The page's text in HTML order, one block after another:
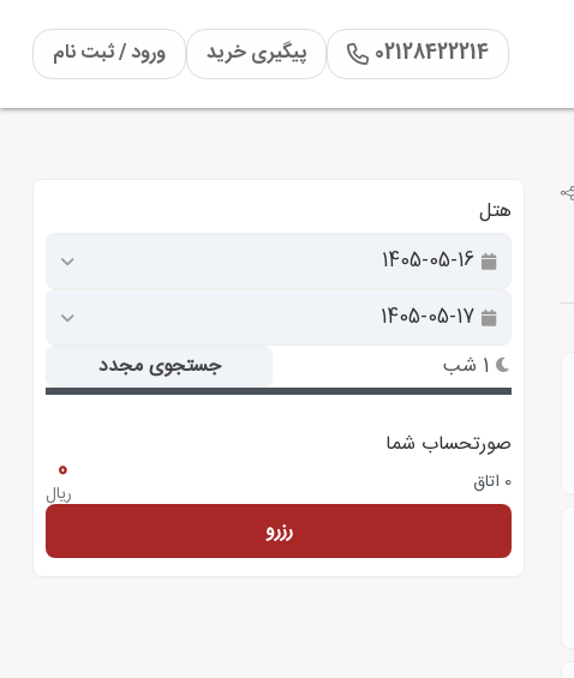
02128422214 پیگیری خرید ورود / ثبت نام
هتل
1 شب جستجوی مجدد
صورتحساب شما
0 اتاق 0
ریال
رزرو